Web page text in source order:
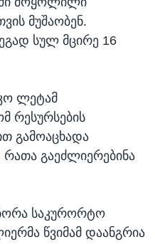
მუშაობენ.
სულ მცირე 16
ლეტამ
რესურსების
გამოაცხადა
გაეძლიერებინა
საკურორტო
წვიმამ დაანგრია